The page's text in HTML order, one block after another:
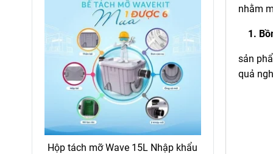
nhằm
1.
sản
quả
Hộp tách mỡ Wave 15L Nhập khẩu